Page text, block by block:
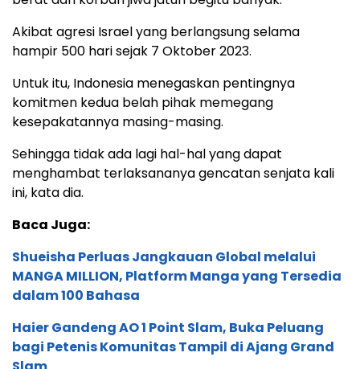
Akibat agresi Israel yang berlangsung selama
hampir 500 hari sejak 7 Oktober 2023.
Untuk itu, Indonesia menegaskan pentingnya
komitmen kedua belah pihak memegang
kesepakatannya masing-masing.
Sehingga tidak ada lagi hal-hal yang dapat
menghambat terlaksananya gencatan senjata kali
ini, kata dia.
Baca Juga:
Shueisha Perluas Jangkauan Global melalui
MANGA MILLION, Platform Manga yang Tersedia
dalam 100 Bahasa
Haier Gandeng AO 1 Point Slam, Buka Peluang
bagi Petenis Komunitas Tampil di Ajang Grand